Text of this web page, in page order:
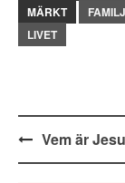
MÄRKT
FAMILJ
LIVET
Vem är